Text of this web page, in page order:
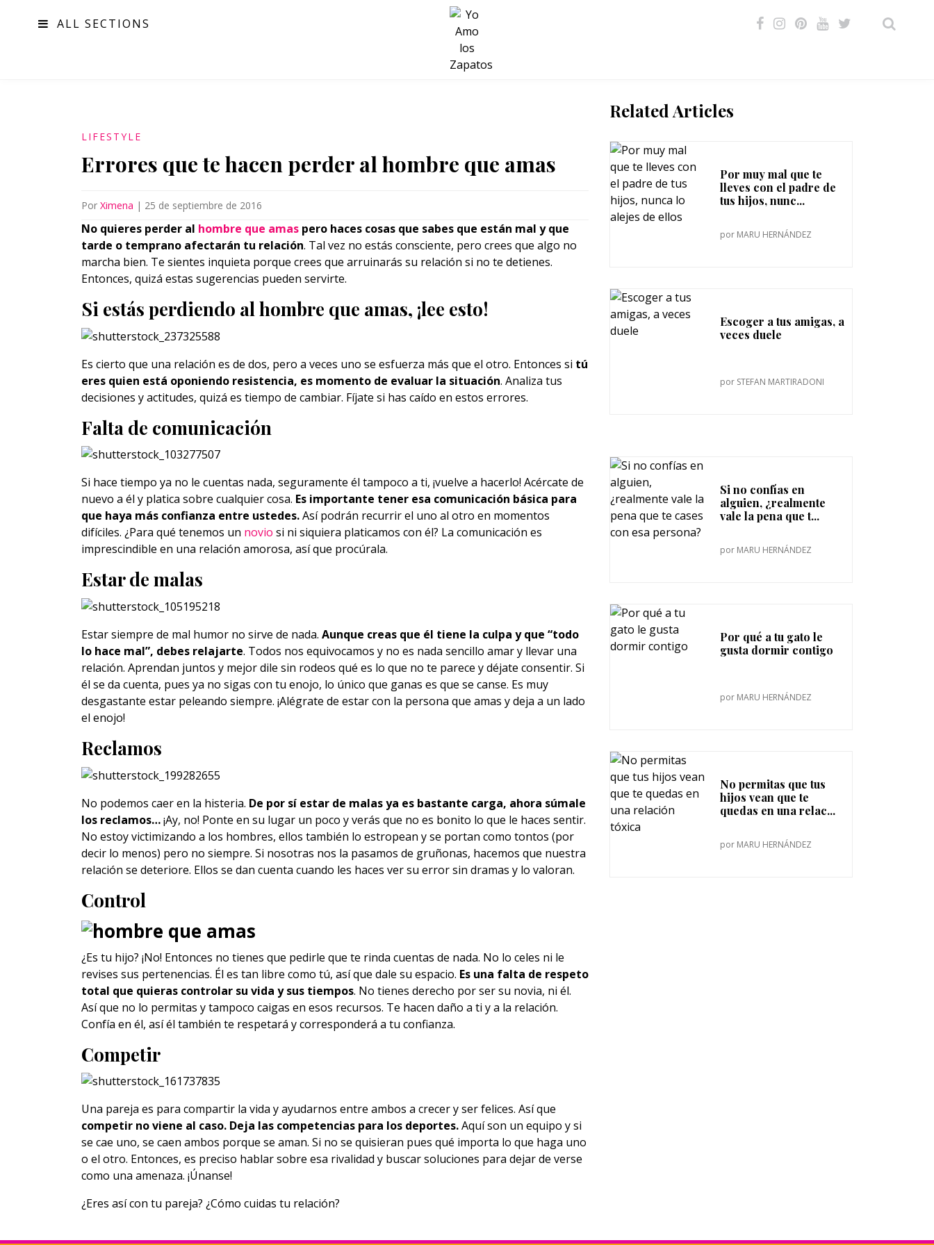
ALL SECTIONS
SALUD
LIFESTYLE
Errores que te hacen perder al hombre que amas
Por Ximena | 25 de septiembre de 2016
No quieres perder al hombre que amas pero haces cosas que sabes que están mal y que
tarde o temprano afectarán tu relación. Tal vez no estás consciente, pero crees que algo no
marcha bien. Te sientes inquieta porque crees que arruinarás su relación si no te detienes.
Entonces, quizá estas sugerencias pueden servirte.
Si estás perdiendo al hombre que amas, ¡lee esto!
Es cierto que una relación es de dos, pero a veces uno se esfuerza más que el otro. Entonces si tú
eres quien está oponiendo resistencia, es momento de evaluar la situación. Analiza tus
decisiones y actitudes, quizá es tiempo de cambiar. Fíjate si has caído en estos errores.
Falta de comunicación
Si hace tiempo ya no le cuentas nada, seguramente él tampoco a ti, ¡vuelve a hacerlo! Acércate de
nuevo a él y platica sobre cualquier cosa. Es importante tener esa comunicación básica para
que haya más confianza entre ustedes.Así podrán recurrir el uno al otro en momentos
difíciles. ¿Para qué tenemos un novio si ni siquiera platicamos con él? La comunicación es
imprescindible en una relación amorosa, así que procúrala.
Estar de malas
Estar siempre de mal humor no sirve de nada. Aunque creas que él tiene la culpa y que “todo
lo hace mal”, debes relajarte. Todos nos equivocamos y no es nada sencillo amar y llevar una
relación. Aprendan juntos y mejor dile sin rodeos qué es lo que no te parece y déjate consentir. Si
él se da cuenta, pues ya no sigas con tu enojo, lo único que ganas es que se canse. Es muy
desgastante estar peleando siempre. ¡Alégrate de estar con la persona que amas y deja a un lado
el enojo!
Reclamos
No podemos caer en la histeria. De por sí estar de malas ya es bastante carga, ahora súmale
los reclamos…¡Ay, no! Ponte en su lugar un poco y verás que no es bonito lo que le haces sentir.
No estoy victimizando a los hombres, ellos también lo estropean y se portan como tontos (por
decir lo menos) pero no siempre. Si nosotras nos la pasamos de gruñonas, hacemos que nuestra
relación se deteriore. Ellos se dan cuenta cuando les haces ver su error sin dramas y lo valoran.
Control
¿Es tu hijo? ¡No! Entonces no tienes que pedirle que te rinda cuentas de nada. No lo celes ni le
revises sus pertenencias. Él es tan libre como tú, así que dale su espacio. Es una falta de respeto
total que quieras controlar su vida y sus tiempos. No tienes derecho por ser su novia, ni él.
Así que no lo permitas y tampoco caigas en esos recursos. Te hacen daño a ti y a la relación.
Confía en él, así él también te respetará y corresponderá a tu confianza.
Competir
Una pareja es para compartir la vida y ayudarnos entre ambos a crecer y ser felices. Así que
competir no viene al caso. Deja las competencias para los deportes.Aquí son un equipo y si
se cae uno, se caen ambos porque se aman. Si no se quisieran pues qué importa lo que haga uno
o el otro. Entonces, es preciso hablar sobre esa rivalidad y buscar soluciones para dejar de verse
como una amenaza. ¡Únanse!
¿Eres así con tu pareja? ¿Cómo cuidas tu relación?
Related Articles
Por muy mal que te
lleves con el padre de
tus hijos, nunc...
por MARU HERNÁNDEZ
Escoger a tus amigas, a
veces duele
por STEFAN MARTIRADONI
Si no confías en
alguien, ¿realmente
vale la pena que t...
por MARU HERNÁNDEZ
Por qué a tu gato le
gusta dormir contigo
por MARU HERNÁNDEZ
No permitas que tus
hijos vean que te
quedas en una relac...
por MARU HERNÁNDEZ